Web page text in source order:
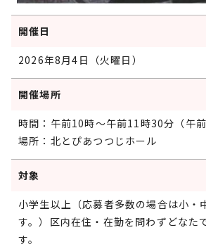
開催日
2026年8月4日（火曜日）
開催場所
時間：午前10時～午前11時30分（午前
場所：北とぴあつつじホール
対象
小学生以上（応募者多数の場合は小・
す。）区内在住・在勤を問わずどなた
す。